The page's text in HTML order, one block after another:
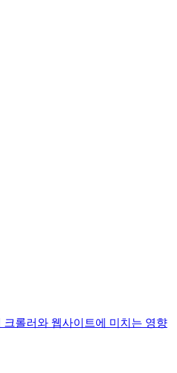
크롤러와 웹사이트에 미치는 영향